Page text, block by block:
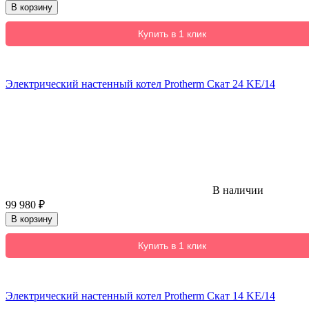
В корзину
Купить в 1 клик
Электрический настенный котел Protherm Скат 24 KE/14
В наличии
99 980 ₽
В корзину
Купить в 1 клик
Электрический настенный котел Protherm Скат 14 KE/14